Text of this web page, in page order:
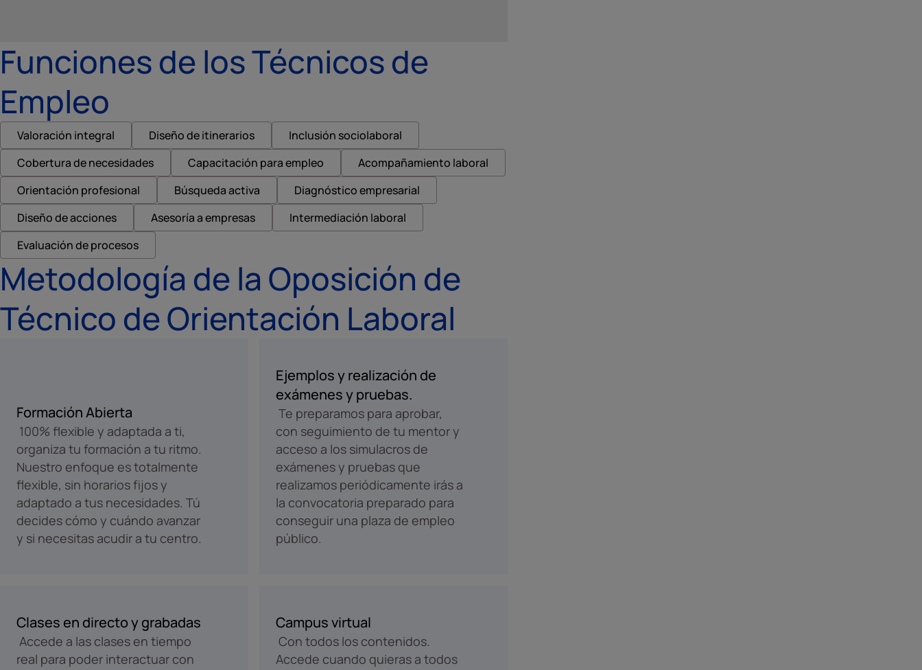
Funciones de los Técnicos de
Empleo
Valoración integral Diseño de itinerarios
Inclusión sociolaboral
Cobertura de necesidades
Capacitación para empleo
Acompañamiento laboral
Orientación profesional
Búsqueda activa
Diagnóstico empresarial
Diseño de acciones
Asesoría a empresas
Intermediación laboral
Evaluación de procesos
Metodología de la Oposición de
Técnico de Orientación Laboral
Formación Abierta
100% flexible y adaptada a ti,
organiza tu formación a tu ritmo.
Nuestro enfoque es totalmente
flexible, sin horarios fijos y
adaptado a tus necesidades. Tú
decides cómo y cuándo avanzar
y si necesitas acudir a tu centro.
Ejemplos y realización de
exámenes y pruebas.
Te preparamos para aprobar,
con seguimiento de tu mentor y
acceso a los simulacros de
exámenes y pruebas que
realizamos periódicamente irás a
la convocatoria preparado para
conseguir una plaza de empleo
público.
Clases en directo y grabadas
Accede a las clases en tiempo
real para poder interactuar con
Campus virtual
Con todos los contenidos.
Accede cuando quieras a todos